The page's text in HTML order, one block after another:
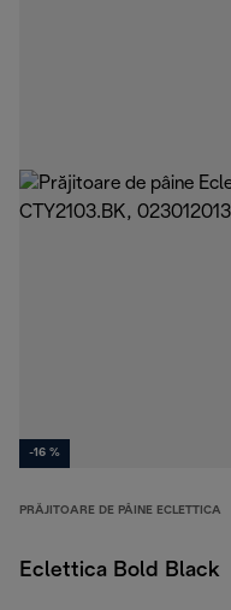
-16 %
PRĂJITOARE DE PÂINE ECLETTICA
Eclettica Bold Black